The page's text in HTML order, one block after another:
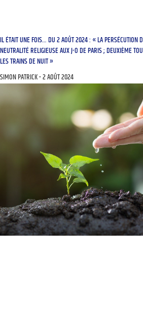
IL ÉTAIT UNE FOIS… DU 2 AOÛT 2024 : « LA PERSÉCUTION
NEUTRALITÉ RELIGIEUSE AUX J-O DE PARIS ; DEUXIÈME
LES TRAINS DE NUIT »
SIMON PATRICK 2 AOÛT 2024